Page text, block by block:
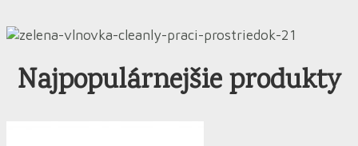
Najpopulárnejšie produkty